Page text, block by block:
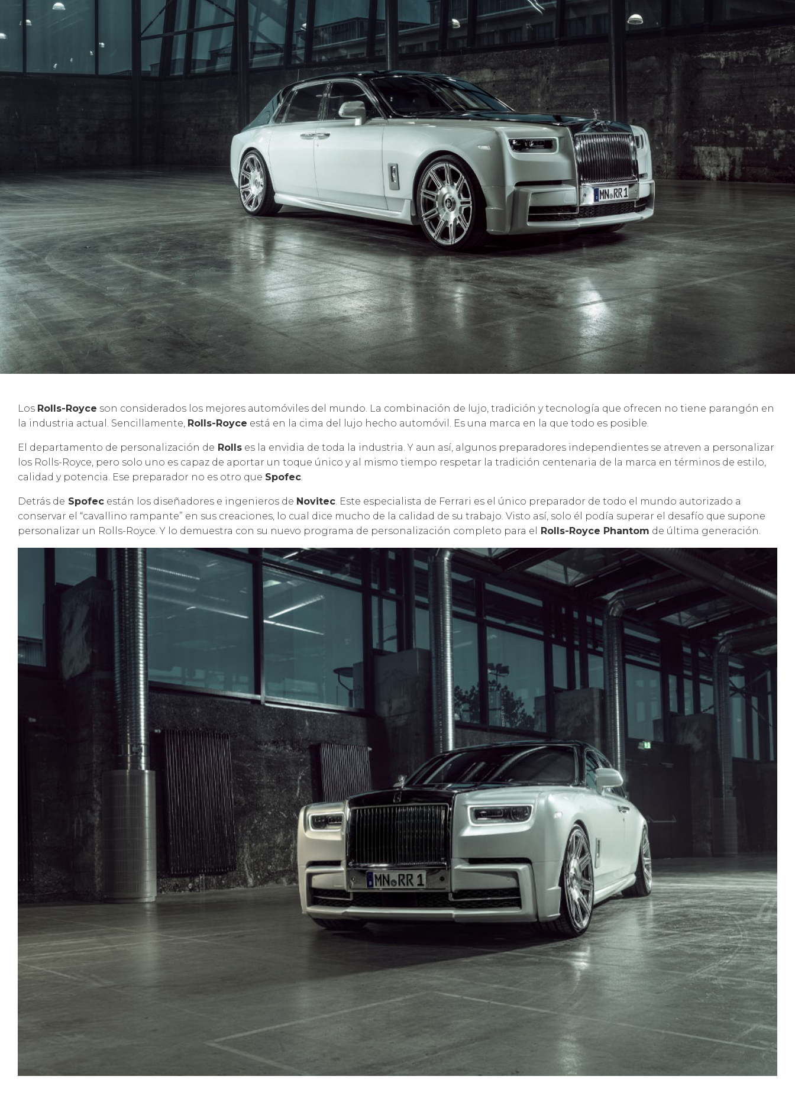
FORGE MOTORSPORT
HRE WHEELS
NOVITEC
SPRINT FILTER®
NOTICIAS
ARTÍCULOS
PRODUCTOS
CONTACTO
Los Rolls-Royce son considerados los mejores automóviles del mundo. La combinación de lujo, tradición y tecnología que ofrecen no tiene parangón en
la industria actual. Sencillamente, Rolls-Royce está en la cima del lujo hecho automóvil. Es una marca en la que todo es posible.
El departamento de personalización de Rolls es la envidia de toda la industria. Y aun así, algunos preparadores independientes se atreven a personalizar
los Rolls-Royce, pero solo uno es capaz de aportar un toque único y al mismo tiempo respetar la tradición centenaria de la marca en términos de estilo,
calidad y potencia. Ese preparador no es otro que Spofec.
Detrás de Spofec están los diseñadores e ingenieros de Novitec. Este especialista de Ferrari es el único preparador de todo el mundo autorizado a
conservar el “cavallino rampante” en sus creaciones, lo cual dice mucho de la calidad de su trabajo. Visto así, solo él podía superar el desafío que supone
personalizar un Rolls-Royce. Y lo demuestra con su nuevo programa de personalización completo para el
Rolls-Royce Phantom de última generación.